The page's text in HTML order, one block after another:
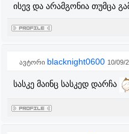
ისევ და არამგონია თუმცა
ავტორი blacknight0600 10/09/
სასკე მაინც სასკედ დარჩა